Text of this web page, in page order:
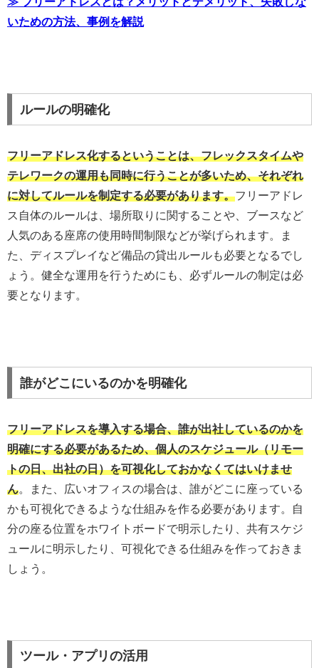
いための方法、事例を解説
ルールの明確化
フリーアドレス化するということは、フレックスタイムや
テレワークの運用も同時に行うことが多いため、それぞれ
に対してルールを制定する必要があります。フリーアドレ
ス自体のルールは、場所取りに関することや、ブースなど
人気のある座席の使用時間制限などが挙げられます。ま
た、ディスプレイなど備品の貸出ルールも必要となるでし
ょう。健全な運用を行うためにも、必ずルールの制定は必
要となります。
誰がどこにいるのかを明確化
フリーアドレスを導入する場合、誰が出社しているのかを
明確にする必要があるため、個人のスケジュール（リモー
トの日、出社の日）を可視化しておかなくてはいけませ
ん。また、広いオフィスの場合は、誰がどこに座っている
かも可視化できるような仕組みを作る必要があります。自
分の座る位置をホワイトボードで明示したり、共有スケジ
ュールに明示したり、可視化できる仕組みを作っておきま
しょう。
ツール・アプリの活用